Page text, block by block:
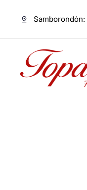
Samborondón: